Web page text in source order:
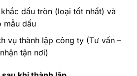
dấu tròn (loại tốt nhất) và
mẫu dấu
vụ thành lập công ty (Tư vấn –
tận nơi)